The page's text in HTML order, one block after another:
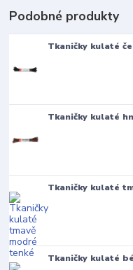
Podobné produkty
Tkaničky kulaté
Tkaničky kulaté
Tkaničky kulaté
Tkaničky kulaté